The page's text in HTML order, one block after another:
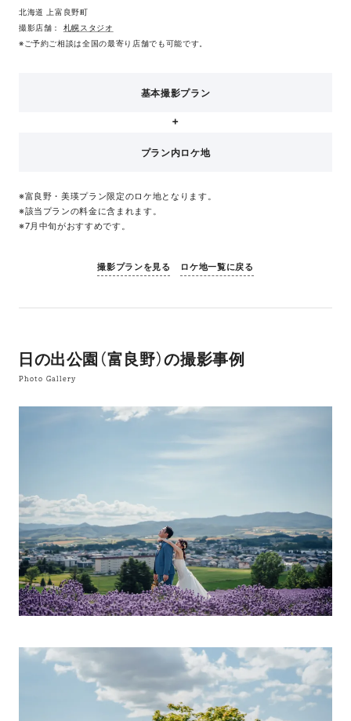
北海道 上富良野町
撮影店舗： 札幌スタジオ
※ご予約ご相談は全国の最寄り店舗でも可能です。
基本撮影プラン
プラン内ロケ地
※富良野・美瑛プラン限定のロケ地となります。
※該当プランの料金に含まれます。
※7月中旬がおすすめです。
撮影プランを見る ロケ地一覧に戻る
日の出公園（富良野）の撮影事例
Photo Gallery